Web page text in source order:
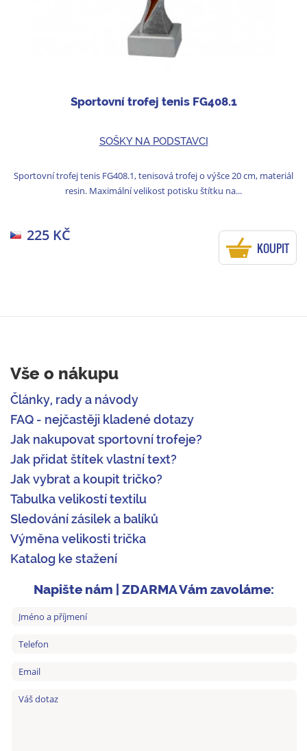
Sportovní trofej tenis FG408.1
SOŠKY NA PODSTAVCI
Sportovní trofej tenis FG408.1, tenisová trofej o výšce 20 cm, materiál
resin. Maximální velikost potisku štítku na...
225 KČ
KOUPIT
Vše o nákupu
Články, rady a návody
FAQ - nejčastěji kladené dotazy
Jak nakupovat sportovní trofeje?
Jak přidat štítek vlastní text?
Jak vybrat a koupit tričko?
Tabulka velikostí textilu
Sledování zásilek a balíků
Výměna velikosti trička
Katalog ke stažení
Napište nám | ZDARMA Vám zavoláme: